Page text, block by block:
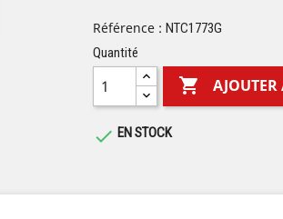
Référence : NTC1773G
Quantité

 EN STOCK